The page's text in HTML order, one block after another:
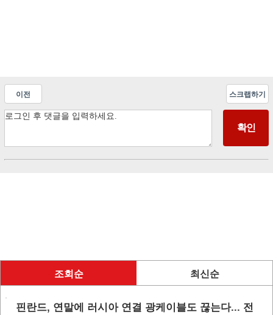
이전 스크랩하기
조회순 최신순
핀란드, 연말에 러시아 연결 광케이블도 끊는다... 전